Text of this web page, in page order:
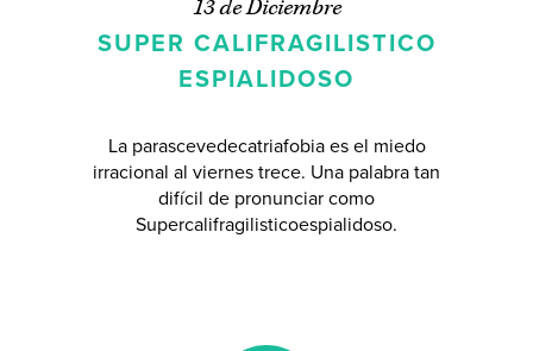
13 de Diciembre
SUPER CALIFRAGILISTICO
ESPIALIDOSO
La parascevedecatriafobia es el miedo
irracional al viernes trece. Una palabra tan
difícil de pronunciar como
Supercalifragilisticoespialidoso.